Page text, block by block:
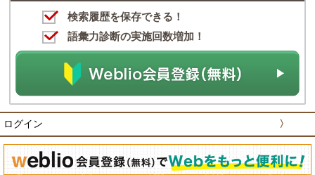
検索履歴を保存できる！
語彙力診断の実施回数増加！
ログイン 〉